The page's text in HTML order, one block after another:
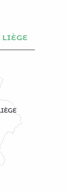
LIÈGE